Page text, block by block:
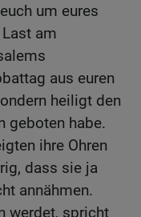
um eures
am
aus euren
heiligt den
geboten habe.
ihre Ohren
dass sie ja
annähmen.
werdet, spricht